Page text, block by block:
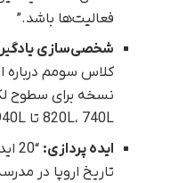
فعالیت‌ها باشد.”
شخصی‌سازی
کلاس سومم درباره
820L، 740L تا 940L شود.”
ایده پردازی:
تاریخ اروپا در